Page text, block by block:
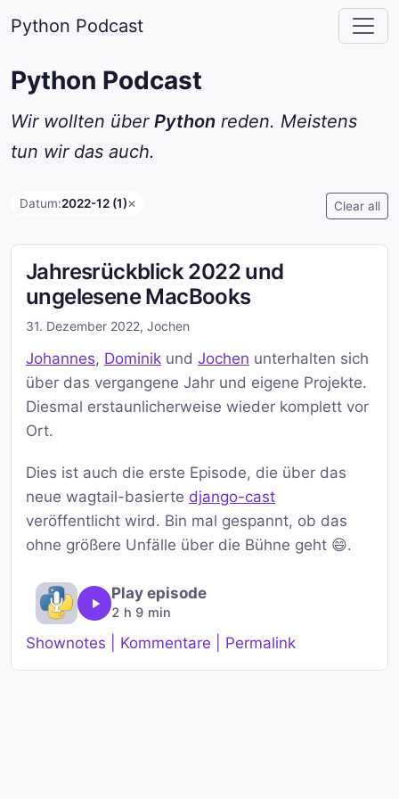
Python Podcast
Python Podcast
Wir wollten über Python reden. Meistens
tun wir das auch.
Datum:2022-12 (1)✕ Clear all
Jahresrückblick 2022 und
ungelesene MacBooks
31. Dezember 2022, Jochen
Johannes, Dominik und Jochen unterhalten sich
über das vergangene Jahr und eigene Projekte.
Diesmal erstaunlicherweise wieder komplett vor
Ort.
Dies ist auch die erste Episode, die über das
neue wagtail-basierte django-cast
veröffentlicht wird. Bin mal gespannt, ob das
ohne größere Unfälle über die Bühne geht 😄.
Play episode
2 h 9 min
Shownotes | Kommentare | Permalink